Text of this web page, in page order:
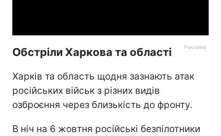
Обстріли Харкова та області
Харків та область щодня зазнають атак
російських військ з різних видів
озброєння через близькість до фронту.
В ніч на 6 жовтня російські безпілотники